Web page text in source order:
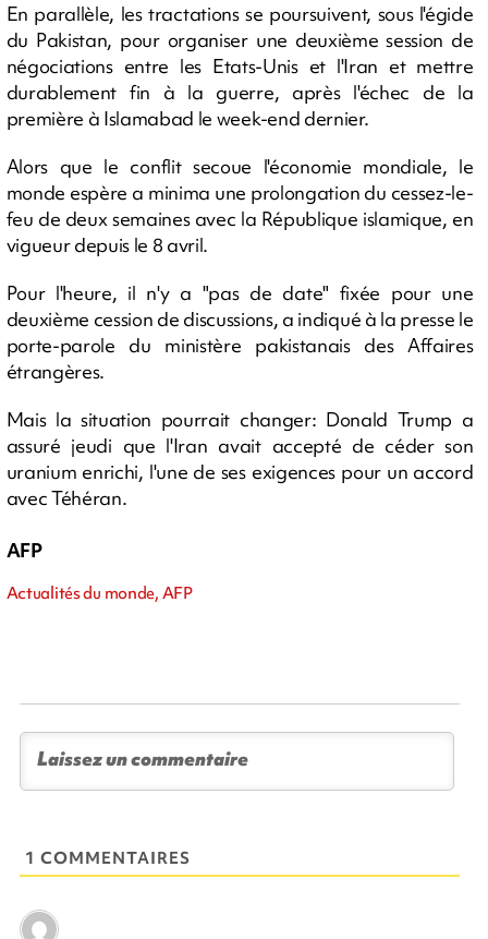
En parallèle, les tractations se poursuivent, sous l'égide
du Pakistan, pour organiser une deuxième session de
négociations entre les Etats-Unis et l'Iran et mettre
durablement fin à la guerre, après l'échec de la
première à Islamabad le week-end dernier.
Alors que le conflit secoue l'économie mondiale, le
monde espère a minima une prolongation du cessez-le-
feu de deux semaines avec la République islamique, en
vigueur depuis le 8 avril.
Pour l'heure, il n'y a "pas de date" fixée pour une
deuxième cession de discussions, a indiqué à la presse le
porte-parole du ministère pakistanais des Affaires
étrangères.
Mais la situation pourrait changer: Donald Trump a
assuré jeudi que l'Iran avait accepté de céder son
uranium enrichi, l'une de ses exigences pour un accord
avec Téhéran.
AFP
Actualités du monde, AFP
1 COMMENTAIRES